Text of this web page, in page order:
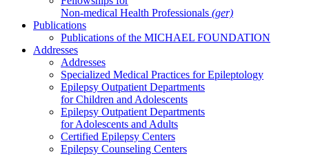
Non-medical Health Professionals (ger)
Publications
Publications of the MICHAEL FOUNDATION
Addresses
Addresses
Specialized Medical Practices for Epileptology
Epilepsy Outpatient Departments
for Children and Adolescents
Epilepsy Outpatient Departments
for Adolescents and Adults
Certified Epilepsy Centers
Epilepsy Counseling Centers